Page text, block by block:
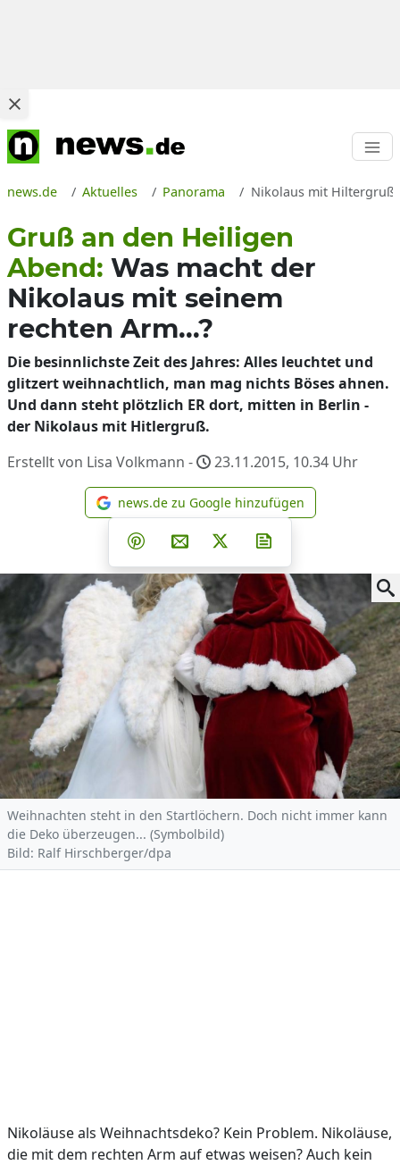
news.de Aktuelles Panorama Nikolaus mit Hiltergruß
Gruß an den Heiligen
Abend: Was macht der
Nikolaus mit seinem
rechten Arm...?
Die besinnlichste Zeit des Jahres: Alles leuchtet und
glitzert weihnachtlich, man mag nichts Böses ahnen.
Und dann steht plötzlich ER dort, mitten in Berlin -
der Nikolaus mit Hitlergruß.
Erstellt von Lisa Volkmann -
23.11.2015, 10.34 Uhr
news.de zu Google
news.de zu Google hinzufügen
Teilen auf Facebook
Teilen auf Whatsapp
Teilen auf Telegram
Teilen auf Pinterest
Per E-Mail teilen
Post auf X
Weihnachten steht in den Startlöchern. Doch nicht immer kann
die Deko überzeugen... (Symbolbild)
Bild: Ralf Hirschberger/dpa
Nikoläuse als Weihnachtsdeko? Kein Problem. Nikoläuse,
die mit dem rechten Arm auf etwas weisen? Auch kein